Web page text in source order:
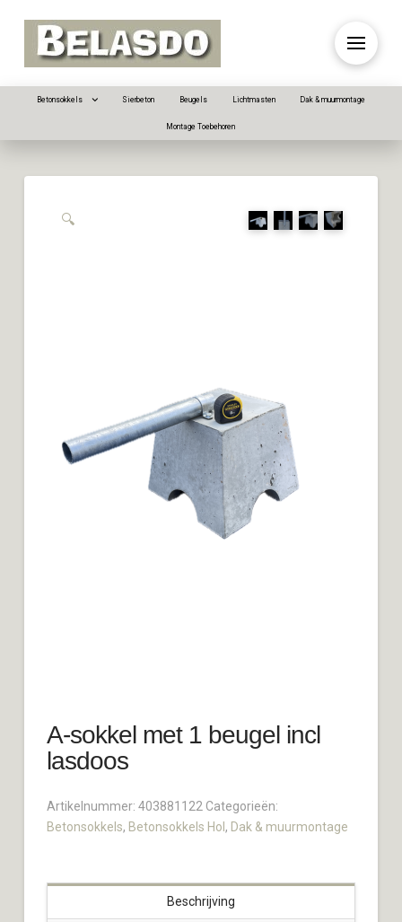
Betonsokkels Sierbeton Beugels Lichtmasten Dak & muurmontage
Montage Toebehoren
🔍
A-sokkel met 1 beugel incl
lasdoos
Artikelnummer: 403881122 Categorieën:
Betonsokkels, Betonsokkels Hol , Dak & muurmontage
Beschrijving